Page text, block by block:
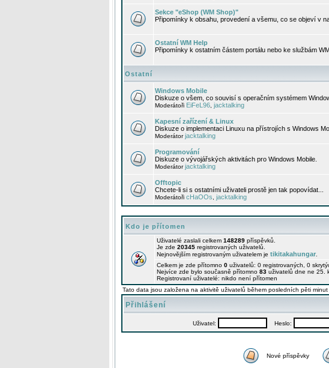
Sekce "eShop (WM Shop)"
Připomínky k obsahu, provedení a všemu, co se objeví v
Ostatní WM Help
Připomínky k ostatním částem portálu nebo ke službám
Ostatní
Windows Mobile
Diskuze o všem, co souvisí s operačním systémem
Moderátoři EiFeL96 jacktalking
Kapesní zařízení & Linux
Diskuze o implementaci Linuxu na přístrojích s Windows
Moderátorjacktalking
Programování
Diskuze o vývojářských aktivitách pro Windows Mobile.
Moderátorjacktalking
Offtopic
Chcete-li si s ostatními uživateli prostě jen tak popovídat...
Moderátoři cHaOOs jacktalking
Kdo je přítomen
Uživatelé zaslali celkem 148289 příspěvků.
Je zde 20345 registrovaných uživatelů.
Nejnovějším registrovaným uživatelem je tikitakahungar
Celkem je zde přítomno 0 uživatelů: 0 registrovaných, 0
Nejvíce zde bylo současně přítomno 83 uživatelů dne ne 25.
Registrovaní uživatelé: nikdo není přítomen
Tato data jsou založena na aktivitě uživatelů během posledních pěti minut
Přihlášení
Uživatel: Heslo:
Nové příspěvky